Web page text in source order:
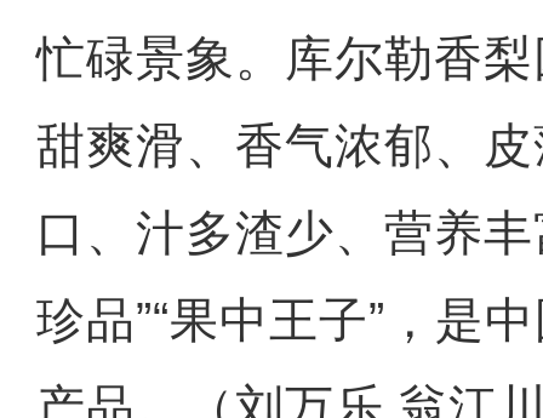
忙碌景象。库尔勒香
甜爽滑、香气浓郁、
口、汁多渣少、营养
珍品”“果中王子”，是